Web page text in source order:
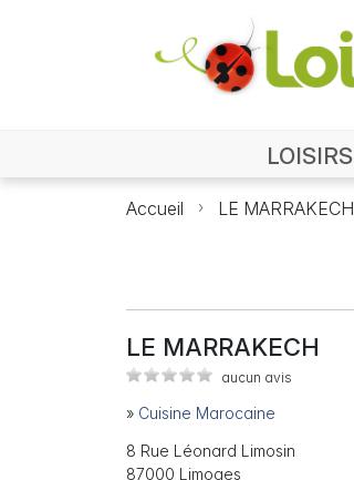
LOISIRS
Accueil LE MARRAKECH
LE MARRAKECH
aucun avis
» Cuisine Marocaine
8 Rue Léonard Limosin
87000 Limoges